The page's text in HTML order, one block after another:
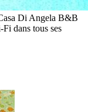
Di Angela B&B
dans tous ses